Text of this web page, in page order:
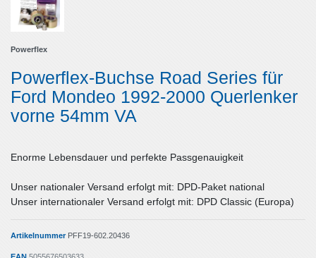
Powerflex
Powerflex-Buchse Road Series für
Ford Mondeo 1992-2000 Querlenker
vorne 54mm VA
Enorme Lebensdauer und perfekte Passgenauigkeit
Unser nationaler Versand erfolgt mit: DPD-Paket national
Unser internationaler Versand erfolgt mit: DPD Classic (Europa)
Artikelnummer PFF19-602.20436